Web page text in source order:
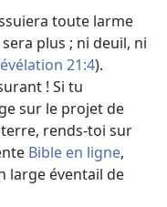
toute larme
plus ; ni deuil, ni
21:4).
! Si tu
sur le projet de
rends-​toi sur
Bible en ligne,
large éventail de